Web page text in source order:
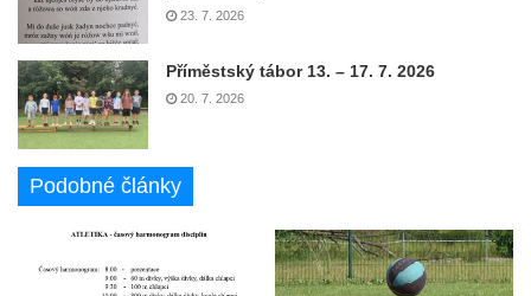
23. 7. 2026
Příměstský tábor 13. – 17. 7. 2026
20. 7. 2026
Podobné články